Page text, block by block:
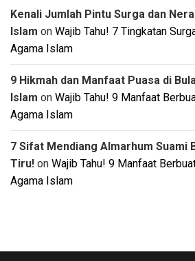
Kenali Jumlah Pintu Surga dan
Islam on Wajib Tahu! 7 Tingkatan
Agama Islam
9 Hikmah dan Manfaat Puasa di
Islam on Wajib Tahu! 9 Manfaat
Agama Islam
7 Sifat Mendiang Almarhum Suami
Tiru! on Wajib Tahu! 9 Manfaat
Agama Islam